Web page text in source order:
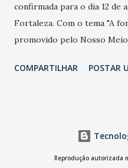
confirmada para o dia 12 de
Fortaleza. Com o tema "A
promovido pelo Nosso
e lideranças do Mercado
LinkedIn, VISA, Grupo
A nova edição chega em
COMPARTILHAR POSTAR
Reprodução autorizada